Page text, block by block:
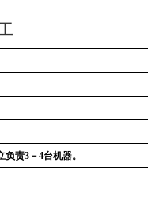
负责3－4台机器。